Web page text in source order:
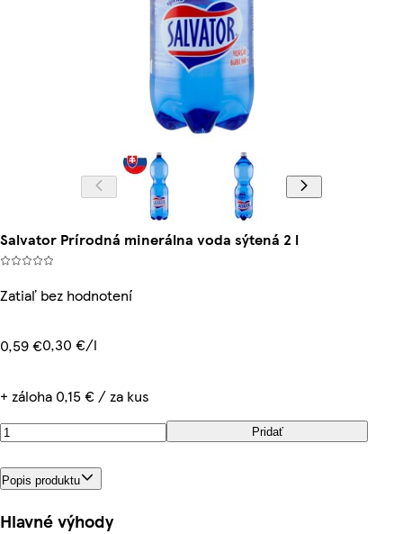
Salvator Prírodná minerálna voda sýtená 2 l
Zatiaľ bez hodnotení
0,59 €0,30 €/l
+ záloha 0,15 € / za kus
Pridať
Popis produktu
Hlavné výhody